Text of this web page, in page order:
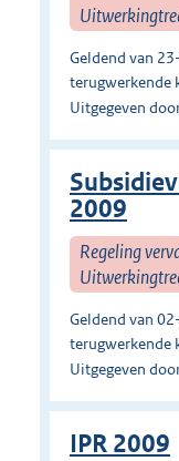
Geldend van
terugwerkende
Uitgegeven
2009
Regeling
Geldend van
terugwerkende
Uitgegeven
IPR 2009